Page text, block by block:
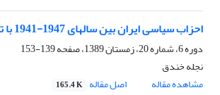
احزاب سیاسی ایران بین سالهای 1947-1941 با تأکید بر احزاب چپ
دوره 6، شماره 20، زمستان 1389، صفحه
139-153
نجله خندق
مشاهده مقاله
اصل مقاله 165.4 K